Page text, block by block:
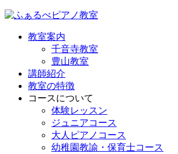
教室案内
千音寺教室
豊山教室
講師紹介
教室の特徴
コースについて
体験レッスン
ジュニアコース
大人ピアノコース
幼稚園教諭・保育士コース